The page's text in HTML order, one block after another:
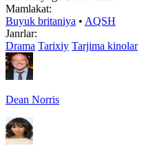
Mamlakat:
Buyuk britaniya • AQSH
Janrlar:
Drama Tarixiy Tarjima kinolar
Dean Norris